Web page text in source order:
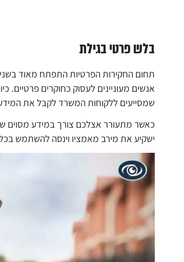
בלש פרטי בגילת
תחום החקירות הפרטיות התפתח מאוד
אנשים מעוניינים לעסוק כחוקרים
שמסייעים ללקוחות המשרד לקבל את
כאשר מתעורר אצלכם צורך במידע מסוים
ישקיע את מירב מאמציו וינסה להשתמש